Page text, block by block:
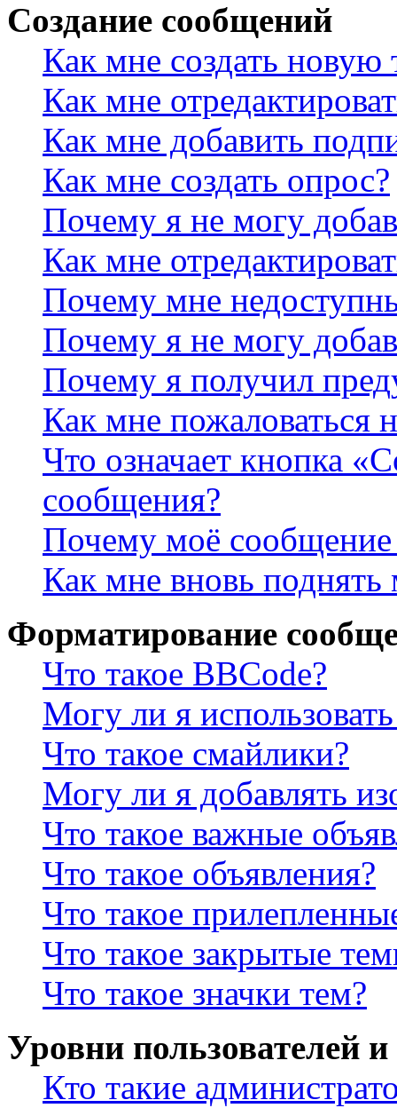
Создание сообщений
Как мне создать
Как мне
Как мне добавить
Как мне создать опрос?
Почему я не могу
Как мне
Почему мне
Почему я не могу
Почему я получил
Как мне пожаловаться
Что означает кнопка
сообщения?
Почему моё сообщение
Как мне вновь
Форматирование
Что такое BBCode?
Могу ли я
Что такое смайлики?
Могу ли я добавлять
Что такое важные
Что такое объявления?
Что такое
Что такое закрытые
Что такое значки тем?
Уровни пользователей
Кто такие